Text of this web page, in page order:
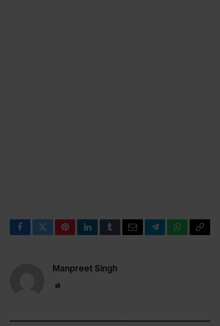
FacebookTwitterPinterestLinkedInTumblrEmailTelegramWhatsApp
Copy
Manpreet Singh
Website